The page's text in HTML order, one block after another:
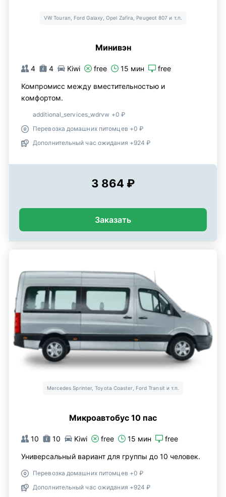
VW Touran, Ford Galaxy, Opel Zafira, Peugeot 807 и т.п.
Минивэн
4 4 Kiwi free 15 мин free
Компромисс между вместительностью и
комфортом.
additional_services_wdrvw +0 ₽
Перевозка домашних питомцев +0 ₽
Дополнительный час ожидания +924 ₽
3 864 ₽
Заказать
Mercedes Sprinter, Toyota Coaster, Ford Transit и т.п.
Микроавтобус 10 пас
10 10 Kiwi free 15 мин free
Универсальный вариант для группы до 10 человек.
Перевозка домашних питомцев +0 ₽
Дополнительный час ожидания +924 ₽